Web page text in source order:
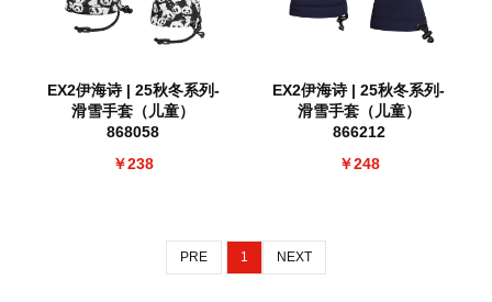
EX2伊海诗 | 25秋冬系列-
滑雪手套（儿童）
868058
￥238
EX2伊海诗 | 25秋冬系列-
滑雪手套（儿童）
866212
￥248
PRE 1 NEXT